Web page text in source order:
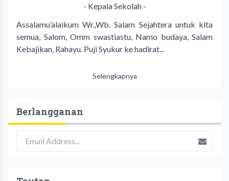
- Kepala Sekolah -
Assalamu’alaikum Wr.,Wb. Salam Sejahtera untuk kita
semua, Salom, Omm swastiastu, Namo budaya, Salam
Kebajikan, Rahayu. Puji Syukur ke hadirat...
Selengkapnya
Berlangganan